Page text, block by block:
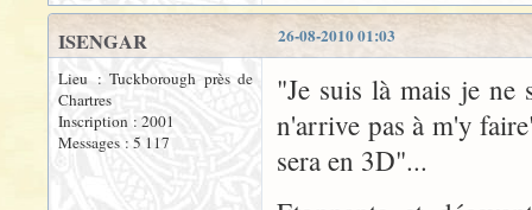
26-08-2010 01:03
ISENGAR
Lieu : Tuckborough près de
Chartres
Inscription : 2001
Messages : 5 117
"Je suis là mais je ne
n'arrive pas à m'y
sera en 3D"...